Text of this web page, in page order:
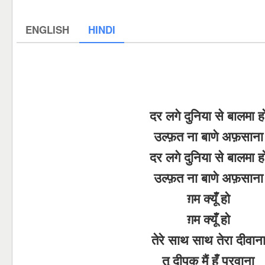
ENGLISH HINDI
दर लगे दुनिया से बालमा
उल्फ़त ना बाणे अफ़साना
दर लगे दुनिया से बालमा
उल्फ़त ना बाणे अफ़साना
ग़म क्यूँ हो
ग़म क्यूँ हो
तेरे साथ साथ तेरा दीवाना
तू दीपक मैं हूँ परवाना